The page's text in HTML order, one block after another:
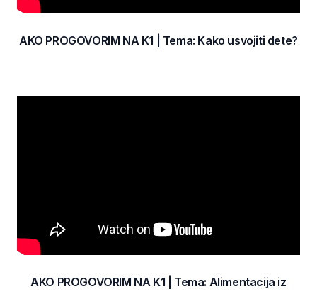
AKO PROGOVORIM NA K1 | Tema: Kako usvojiti dete?
AKO PROGOVORIM NA K1 | Tema: Alimentacija iz